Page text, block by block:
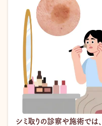
シミ取りの診察や施術では、